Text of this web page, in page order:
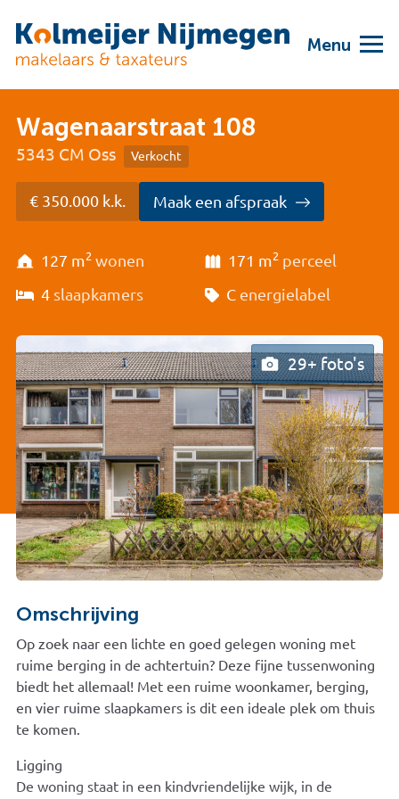
Menu
Wagenaarstraat 108
5343 CM Oss Verkocht
€ 350.000 k.k. Maak een afspraak
127 m2 wonen 171 m2 perceel
4 slaapkamers C energielabel
29+ foto's
Omschrijving
Op zoek naar een lichte en goed gelegen woning met
ruime berging in de achtertuin? Deze fijne tussenwoning
biedt het allemaal! Met een ruime woonkamer, berging,
en vier ruime slaapkamers is dit een ideale plek om thuis
te komen.
Ligging
De woning staat in een kindvriendelijke wijk, in de